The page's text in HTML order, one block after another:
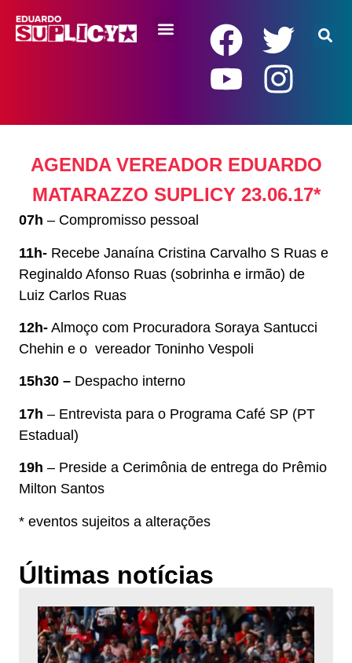
AGENDA VEREADOR EDUARDO
MATARAZZO SUPLICY 23.06.17*
07h – Compromisso pessoal
11h- Recebe Janaína Cristina Carvalho S Ruas e
Reginaldo Afonso Ruas (sobrinha e irmão) de
Luiz Carlos Ruas
12h- Almoço com Procuradora Soraya Santucci
Chehin e o vereador Toninho Vespoli
15h30 – Despacho interno
17h – Entrevista para o Programa Café SP (PT
Estadual)
19h – Preside a Cerimônia de entrega do Prêmio
Milton Santos
* eventos sujeitos a alterações
Últimas notícias